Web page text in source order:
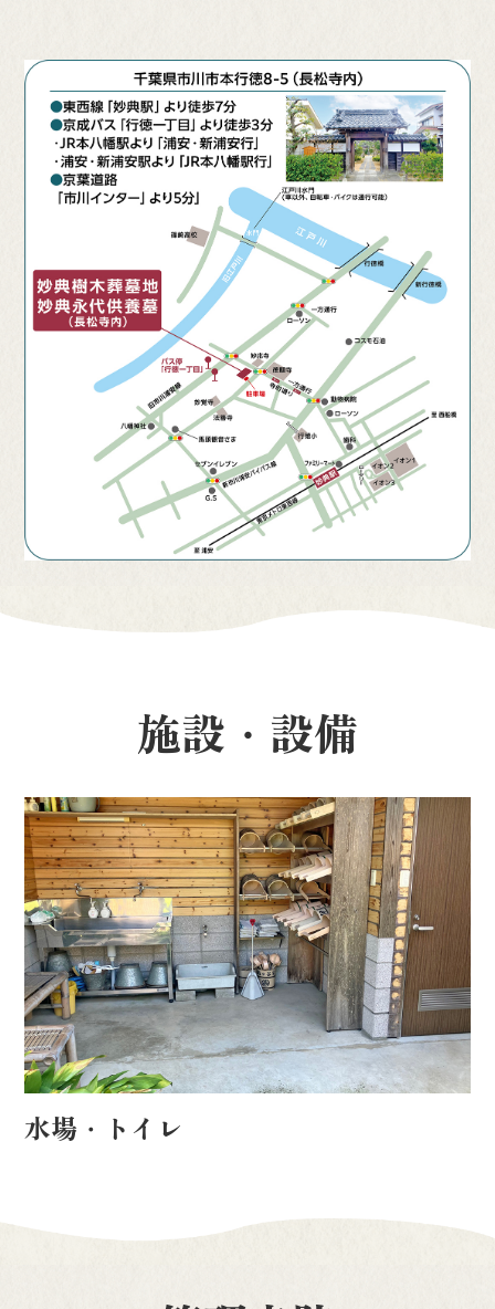
区画 イメージ写真
0.48㎡
区画 イメージ写真
1年間骨壷保管・1年後
プラン名 イメージ写真
施設・設備
水場・トイレ